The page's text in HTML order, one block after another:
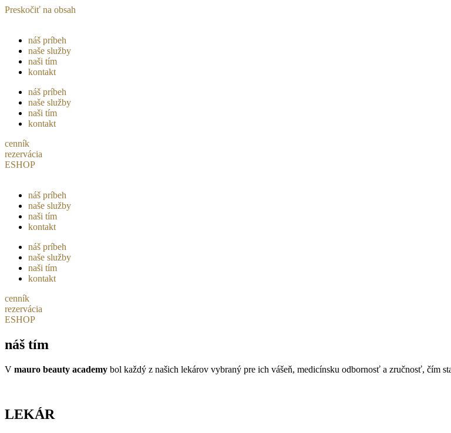
Preskočiť na obsah
náš príbeh
naše služby
naši tím
kontakt
náš príbeh
naše služby
naši tím
kontakt
cenník
rezervácia
ESHOP
náš príbeh
naše služby
naši tím
kontakt
náš príbeh
naše služby
naši tím
kontakt
cenník
rezervácia
ESHOP
náš tím
V mauro beauty academy bol každý z našich lekárov vybraný pre ich vášeň, medicínsku odbornosť a zručnosť, čím
LEKÁR